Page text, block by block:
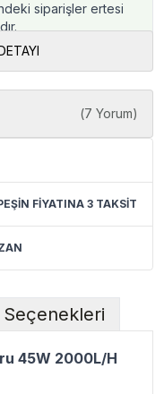
siparişler ertesi
(7 Yorum)
FİYATINA 3 TAKSİT
Seçenekleri
45W 2000L/H